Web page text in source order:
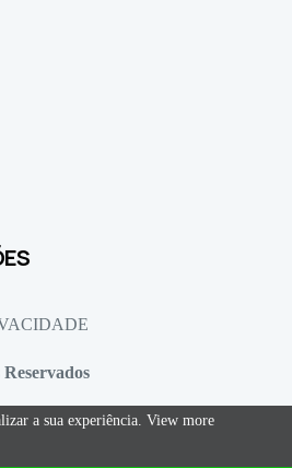
a sua experiência. View more